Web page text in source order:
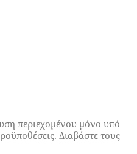
περιεχομένου μόνο υπό
Διαβάστε τους